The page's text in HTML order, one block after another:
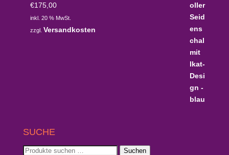
€175,00
inkl. 20 % MwSt.
zzgl. Versandkosten
SUCHE
Suchen
Suchen